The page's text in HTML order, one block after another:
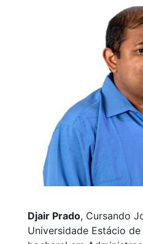
Djair Prado, Cursando
Universidade Estácio